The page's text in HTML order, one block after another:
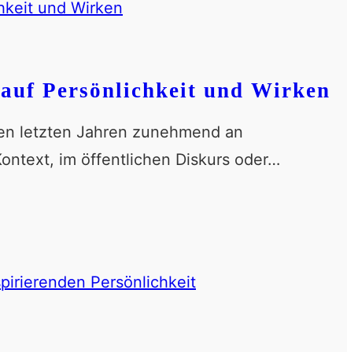
Persönlichkeit und Wirken
letzten Jahren zunehmend an
im öffentlichen Diskurs oder…